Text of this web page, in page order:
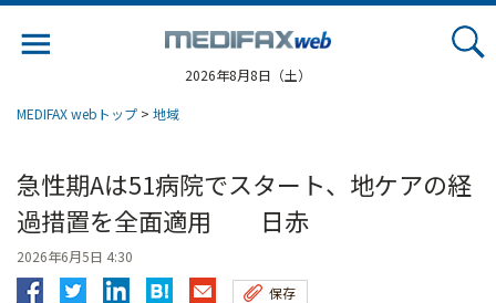
2026年8月8日（土）
MEDIFAX webトップ > 地域
急性期Aは51病院でスタート、地ケアの経
過措置を全面適用 日赤
2026年6月5日 4:30
保存